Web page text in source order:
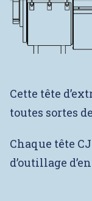
Cette tête
toutes sortes
Chaque tête
d’outillage